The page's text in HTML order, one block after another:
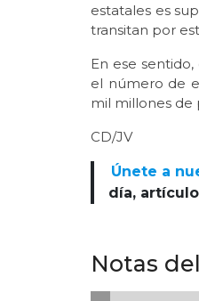
estatales es
transitan por
En ese
el número de
mil millones de
CD/JV
Únete a
día,
Notas